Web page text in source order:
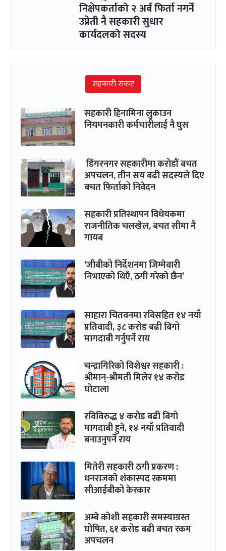
निक्षेपकर्ताको २ अर्ब फिर्ता नगर्ने
उप्रेती नै सहकारी सुधार
कार्यदलको सदस्य
सहकारी संकट
सहकारी हिनामिना लुकाउन
नियमनकारी कर्मचारीलाई नै घुस
डिंगरनगर सहकारीमा करोडौं बचत
अपचलन, तीन सय बढी सदस्यले दिए
बचत फिर्ताको निवेदन
सहकारी प्रतिस्थापन विधेयकमा
राजनीतिक चलखेल, बचत सीमा नै
गायब
‘जीबीको निर्देशनमा जिम्मेवारी
निभाएको थिएँ, ठगी गरेको छैन’
साहारा चितवनमा रविसहित १४ नयाँ
प्रतिवादी, ३८ करोड बढी बिगो
मागदाबी गर्नुपर्ने राय
चन्द्रागिरिको विशेश्वर सहकारी :
श्रीमान्-श्रीमती मिलेर १४ करोड
घोटाला
रविविरुद्ध ४ करोड बढी बिगो
मागदाबी हुने, १४ नयाँ प्रतिवादी
बनाउनुपर्ने राय
मितेरी सहकारी ठगी प्रकरण :
धनराजको शंकास्पद रकममा
सीआईबीको केरकार
अम्बे कोशी सहकारी समस्याग्रस्त
घोषित, ६१ करोड बढी बचत रकम
अपचलन